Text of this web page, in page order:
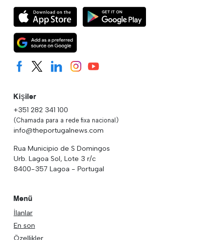
Kişiler
+351 282 341 100
(Chamada para a rede fixa nacional)
info@theportugalnews.com
Rua Municipio de S Domingos
Urb. Lagoa Sol, Lote 3 r/c
8400-357 Lagoa - Portugal
Menü
İlanlar
En son
Özellikler